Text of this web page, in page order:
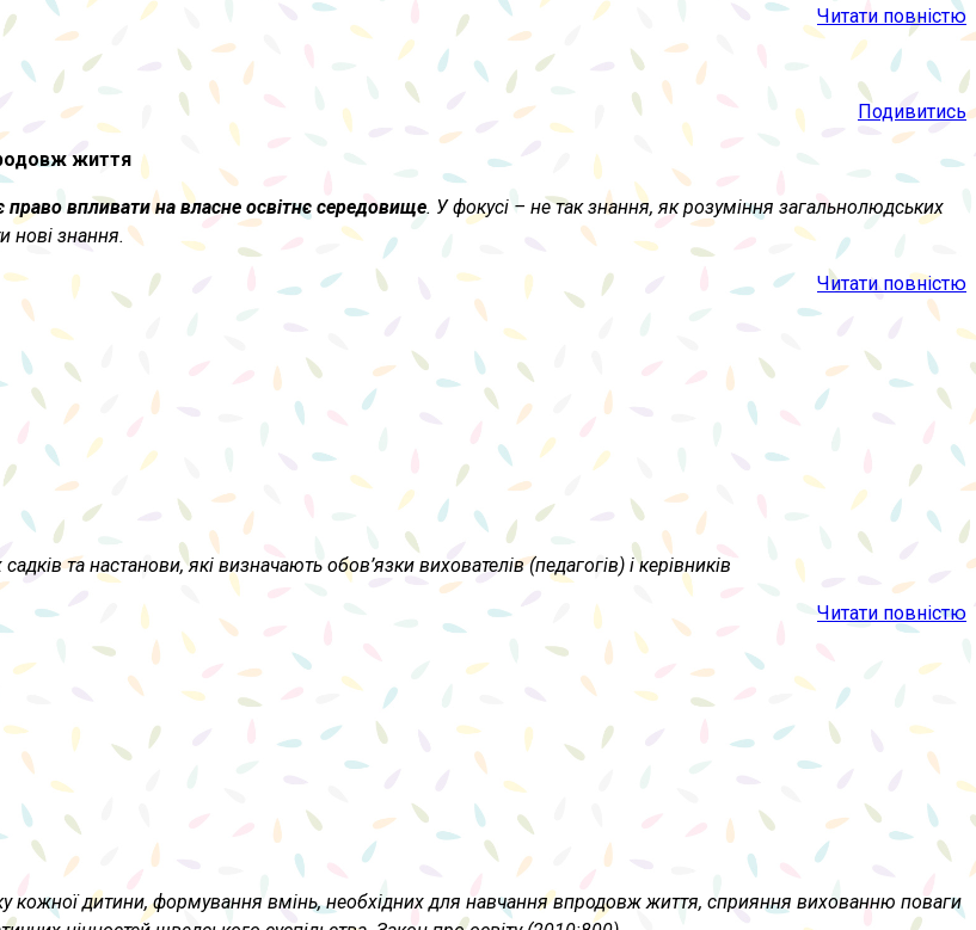
Читати повністю
Подивитись
життя
право впливати на власне освітнє середовище. У фокусі – не так знання, як розуміння загальнолюдських
нові знання.
Читати повністю
та настанови, які визначають обов’язки вихователів (педагогів) і керівників
Читати повністю
кожної дитини, формування вмінь, необхідних для навчання впродовж життя, сприяння вихованню поваги